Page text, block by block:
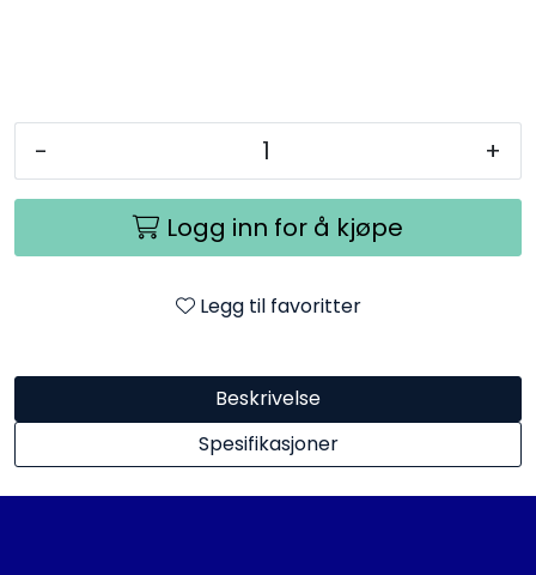
- +
Logg inn for å kjøpe
Legg til favoritter
Beskrivelse
Spesifikasjoner